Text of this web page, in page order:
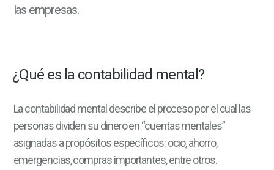
las empresas.
¿Qué es la contabilidad mental?
La contabilidad mental describe el proceso por el cual las
personas dividen su dinero en “cuentas mentales”
asignadas a propósitos específicos: ocio, ahorro,
emergencias, compras importantes, entre otros.